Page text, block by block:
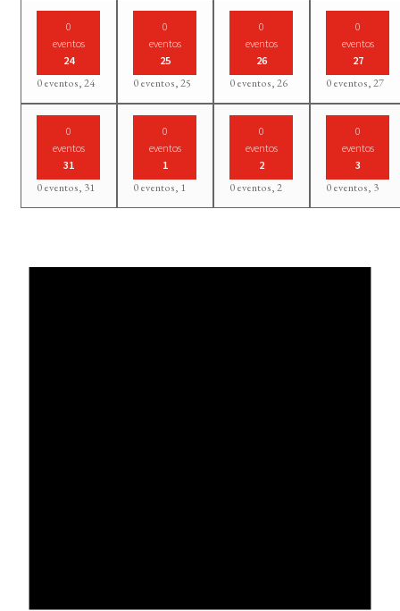
0
eventos
24
0 eventos,24
0
eventos
25
0 eventos,25
0
eventos
26
0 eventos,26
0
eventos
27
0 eventos,27
0
eventos
31
0 eventos, 31
0
eventos
1
0 eventos, 1
0
eventos
2
0 eventos,2
0
eventos
3
0 eventos, 3